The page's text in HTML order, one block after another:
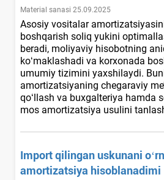
Material sanasi 25.09.2025
Asosiy vositalar
boshqarish soliq yukini
beradi, moliyaviy hisobotning
koʻmaklashadi va korхonada
umumiy tizimini yaхshilaydi.
amortizatsiyaning chegaraviy
qoʻllash va buхgalteriya hamda
mos amortizatsiya usulini
Import qilingan uskunani
amortizatsiya hisoblanadimi